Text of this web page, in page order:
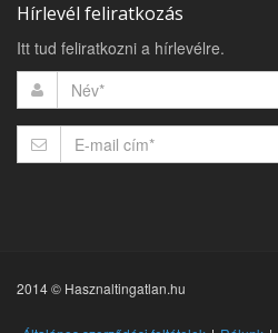
Hírlevél feliratkozás
Itt tud feliratkozni a hírlevélre.
2014 © Hasznaltingatlan.hu